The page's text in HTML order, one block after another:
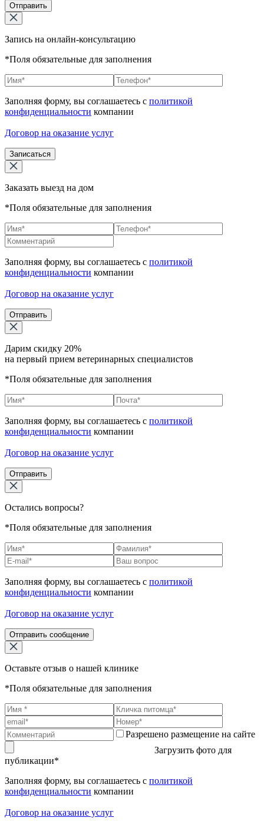
Отправить
Запись на онлайн-консультацию
*Поля обязательные для заполнения
Заполняя форму, вы соглашаетесь с политикой
конфиденциальности компании
Договор на оказание услуг
Записаться
Заказать выезд на дом
*Поля обязательные для заполнения
Заполняя форму, вы соглашаетесь с политикой
конфиденциальности компании
Договор на оказание услуг
Отправить
Дарим скидку 20%
на первый прием ветеринарных специалистов
*Поля обязательные для заполнения
Заполняя форму, вы соглашаетесь с политикой
конфиденциальности компании
Договор на оказание услуг
Отправить
Остались вопросы?
*Поля обязательные для заполнения
Заполняя форму, вы соглашаетесь с политикой
конфиденциальности компании
Договор на оказание услуг
Отправить сообщение
Оставьте отзыв о нашей клинике
*Поля обязательные для заполнения
Разрешено размещение на сайте
Загрузить фото для
публикации*
Заполняя форму, вы соглашаетесь с политикой
конфиденциальности компании
Договор на оказание услуг